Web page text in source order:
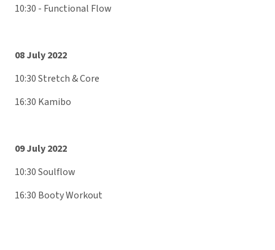
10:30 - Functional Flow
08 July 2022
10:30 Stretch & Core
16:30 Kamibo
09 July 2022
10:30 Soulflow
16:30 Booty Workout